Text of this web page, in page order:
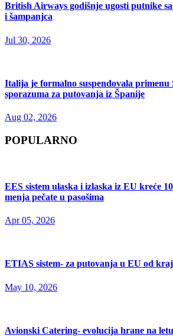
British Airways godišnje ugosti putnike
i šampanjca
Jul 30, 2026
Italija je formalno suspendovala primenu
sporazuma za putovanja iz Španije
Aug 02, 2026
POPULARNO
EES sistem ulaska i izlaska iz EU kreće
menja pečate u pasošima
Apr 05, 2026
ETIAS sistem- za putovanja u EU od
May 10, 2026
Avionski Catering- evolucija hrane na